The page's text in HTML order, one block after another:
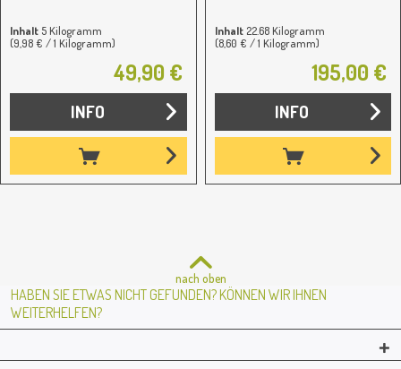
Inhalt 5 Kilogramm
(9,98 € / 1 Kilogramm)
49,90 €
INFO
Inhalt 22.68 Kilogramm
(8,60 € / 1 Kilogramm)
195,00 €
INFO
nach oben
HABEN SIE ETWAS NICHT GEFUNDEN? KÖNNEN WIR IHNEN
WEITERHELFEN?